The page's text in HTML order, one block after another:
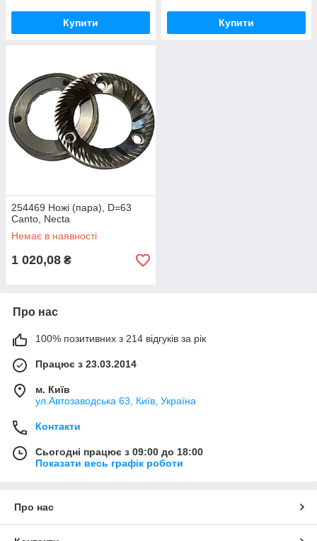
Купити Купити
254469 Ножі (пара), D=63
Canto, Necta
Немає в наявності
1 020,08 ₴
Про нас
100% позитивних з 214 відгуків за рік
Працює з 23.03.2014
м. Київ
ул.Автозаводська 63, Київ, Україна
Контакти
Сьогодні працює з 09:00 до 18:00
Показати весь графік роботи
Про нас